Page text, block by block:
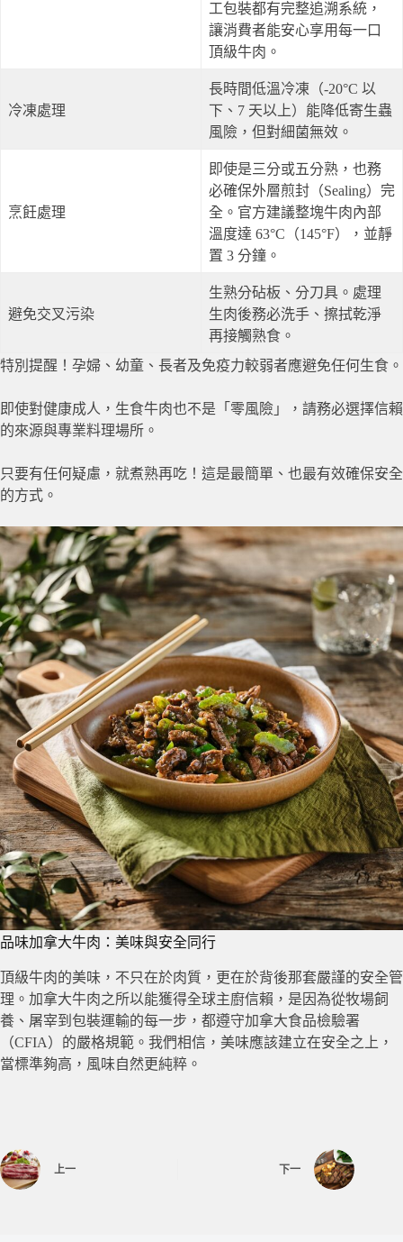
工包裝都有完整追溯系統，
讓消費者能安心享用每一口
頂級牛肉。
冷凍處理
長時間低溫冷凍（-20°C 以
下、7 天以上）能降低寄生蟲
風險，但對細菌無效。
烹飪處理
即使是三分或五分熟，也務
必確保外層煎封（Sealing）完
全。官方建議整塊牛肉內部
溫度達 63°C（145°F），並靜
置 3 分鐘。
避免交叉污染
生熟分砧板、分刀具。處理
生肉後務必洗手、擦拭乾淨
再接觸熟食。
特別提醒！孕婦、幼童、長者及免疫力較弱者應避免任何生食。
即使對健康成人，生食牛肉也不是「零風險」，請務必選擇信賴
的來源與專業料理場所。
只要有任何疑慮，就煮熟再吃！這是最簡單、也最有效確保安全
的方式。
品味加拿大牛肉：美味與安全同行
頂級牛肉的美味，不只在於肉質，更在於背後那套嚴謹的安全管
理。加拿大牛肉之所以能獲得全球主廚信賴，是因為從牧場飼
養、屠宰到包裝運輸的每一步，都遵守加拿大食品檢驗署
（CFIA）的嚴格規範。我們相信，美味應該建立在安全之上，
當標準夠高，風味自然更純粹。
上一 下一